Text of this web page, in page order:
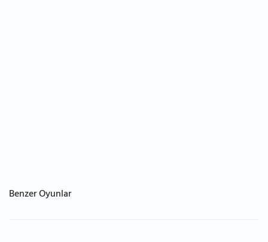
Benzer Oyunlar